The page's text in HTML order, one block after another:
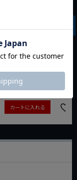
動画あり 夏セール
¥6,545
カートに入れる